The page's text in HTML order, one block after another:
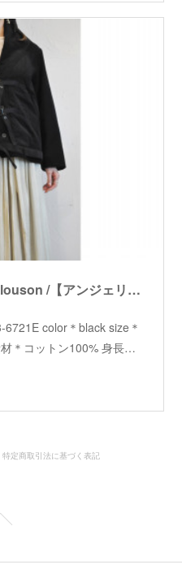
【angelina】corduroy blouson /【アンジェリーナ】コーデュロイブルゾン
color＊black size＊
＊コットン100% 身長…
特定商取引法に基づく表記